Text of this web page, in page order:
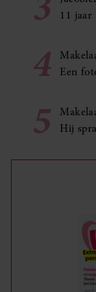
11
4
Een
5
Hij